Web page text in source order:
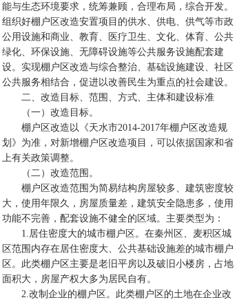
能与生态环境要求，统筹兼顾，合理布局，综合开发。
组织好棚户区改造安置项目的供水、供电、供气等市政
公用设施和商业、教育、医疗卫生、文化、体育、公共
绿化、环保设施、无障碍设施等公共服务设施配套建
设。实现棚户区改造与综合整治、基础设施建设、社区
公共服务相结合，促进以改善民生为重点的社会建设。
二、改造目标、范围、方式、主体和建设标准
（一）改造目标。
棚户区改造以《天水市2014-2017年棚户区改造规
划》为准，对新增棚户区改造项目，可以依据国家和省
上有关政策调整。
（二）改造范围。
棚户区改造范围为简易结构房屋较多、建筑密度较
大，使用年限久，房屋质量差，建筑安全隐患多，使用
功能不完善，配套设施不健全的区域。主要类型为：
1.居住密度大的城市棚户区。在秦州区、麦积区城
区范围内存在居住密度大、公共基础设施差的城市棚户
区。此类棚户区主要是老旧平房以及破旧小楼房，占地
面积大，房屋产权大多为居民自有。
2.改制企业的棚户区。此类棚户区的土地在企业改